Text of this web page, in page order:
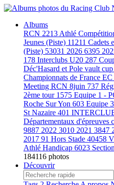
Albums
RCN 2213 Athlé
Jeunes (Piste) 11211 Cadets
(Piste) 53031 2026 6395
178 Interclubs U20 287
Déc'Hasard et Pole vault
Championnats de France
Meeting RCN 8juin 737
2ème tour 1575 Equipe 1 -
Roche Sur Yon 603 Equipe
St Nazaire 401
Départementaux d'épreuves
9887 2022 3010 2021 3847
2017 91 Hors Stade 40458
Athlé Handicap 6023
184116 photos
Découvrir